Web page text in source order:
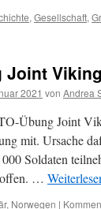
, Gesellschaft,
Joint
2021 von Andrea
Übung Joint
mit. Ursache
Soldaten
…
, Norwegen |